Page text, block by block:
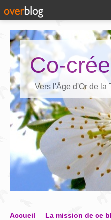
Co-
Vers l'Âge d'Or de la
Accueil La mission de ce